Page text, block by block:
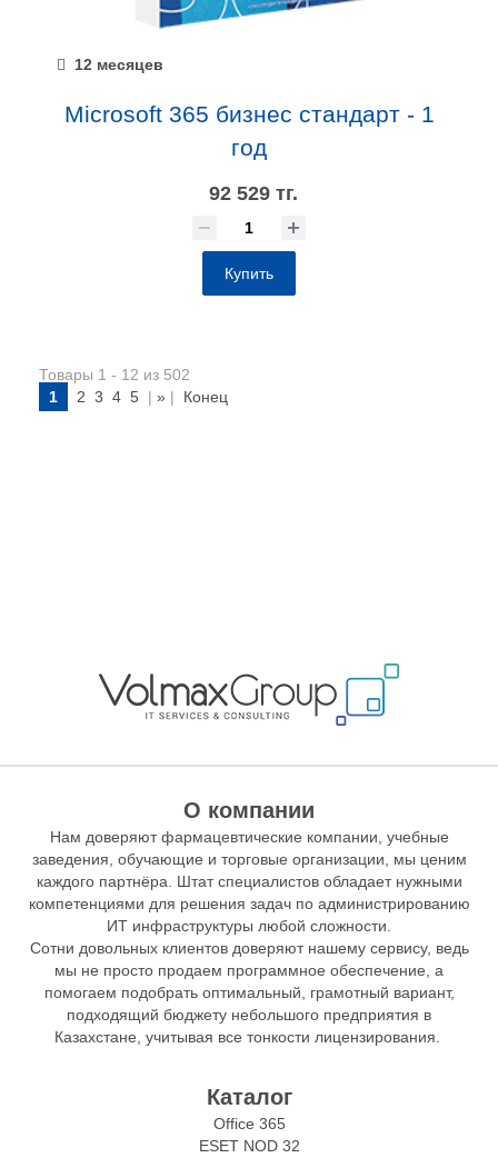
12 месяцев
Microsoft 365 бизнес стандарт - 1
год
92 529 тг.
Купить
Товары 1 - 12 из 502
1
2 3 4 5 | » | Конец
О компании
Нам доверяют фармацевтические компании, учебные
заведения, обучающие и торговые организации, мы ценим
каждого партнёра. Штат специалистов обладает нужными
компетенциями для решения задач по администрированию
ИТ инфраструктуры любой сложности.
Сотни довольных клиентов доверяют нашему сервису, ведь
мы не просто продаем программное обеспечение, а
помогаем подобрать оптимальный, грамотный вариант,
подходящий бюджету небольшого предприятия в
Казахстане, учитывая все тонкости лицензирования.
Каталог
Office 365
ESET NOD 32